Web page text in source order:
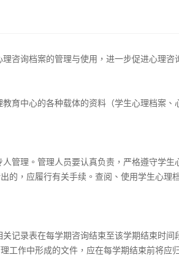
理咨询档案的管理与使用，进一步促进心理
教育中心的各种载体的资料（学生心理档案
人管理。管理人员要认真负责，严格遵守学
的，应履行有关手续。查阅、使用学生心
关记录表在每学期咨询结束至该学期结束时
工作中形成的文件，应在每学期结束前将